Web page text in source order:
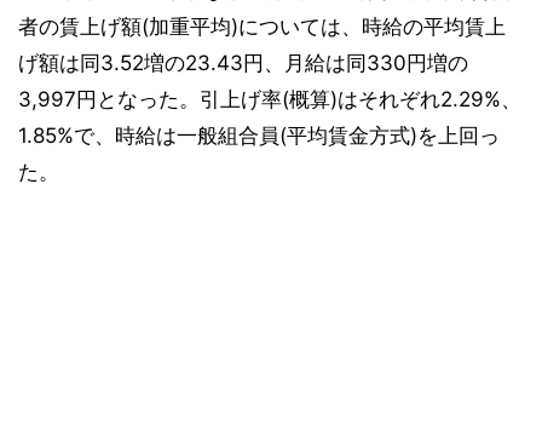
者の賃上げ額(加重平均)については、時給の平均賃上
げ額は同3.52増の23.43円、月給は同330円増の
3,997円となった。引上げ率(概算)はそれぞれ2.29%、
1.85%で、時給は一般組合員(平均賃金方式)を上回っ
た。